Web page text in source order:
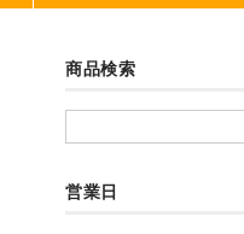
商品検索
営業日